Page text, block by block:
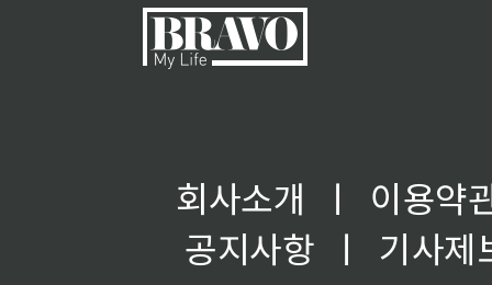
회사소개 ㅣ
이용약
공지사항
ㅣ
기사제